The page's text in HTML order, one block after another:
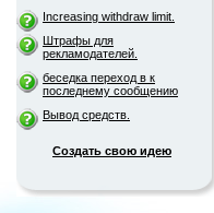
Increasing withdraw limit.
Штрафы для
рекламодателей.
беседка переход в к
последнему сообщению
Вывод средств.
Создать свою идею